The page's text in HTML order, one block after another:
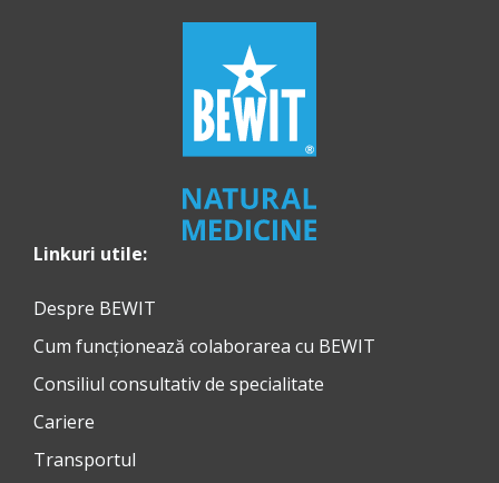
Linkuri utile:
Despre BEWIT
Cum funcționează colaborarea cu BEWIT
Consiliul consultativ de specialitate
Cariere
Transportul